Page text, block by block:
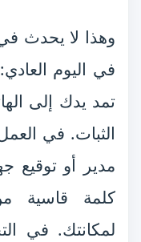
وهذا لا يحدث
في اليوم
تمد يدك إلى
الثبات. في
مدير أو توقيع
كلمة قاسية
لمكانتك. في